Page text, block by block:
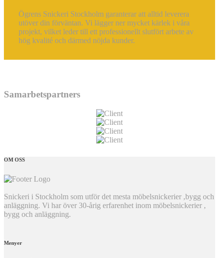
Ögrens Snickeri Stockholm garanterar att alltid leverera
utöver din förväntan. Vi lägger ner mycket kärlek i våra
projekt, vilket leder till ett professionellt slutfört arbete av
hög kvalité och därmed nöjda kunder.
Samarbetspartners
OM OSS
Snickeri i Stockholm som utför det mesta möbelsnickerier ,bygg och
anläggning. Vi har över 30-årig erfarenhet inom möbelsnickerier ,
bygg och anläggning.
Menyer